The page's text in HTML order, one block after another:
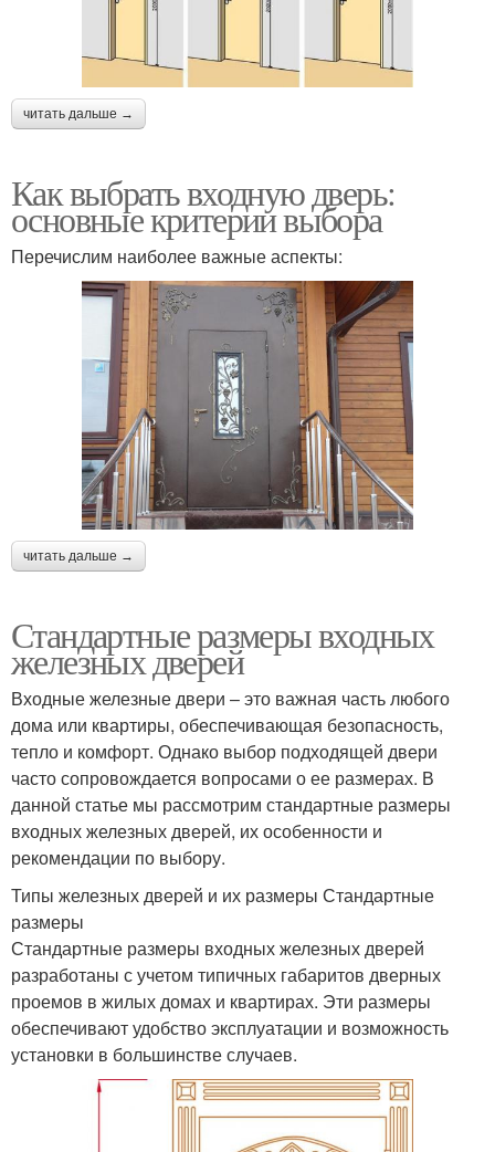
читать дальше →
Как выбрать входную дверь:
основные критерии выбора
Перечислим наиболее важные аспекты:
читать дальше →
Стандартные размеры входных
железных дверей
Входные железные двери – это важная часть любого
дома или квартиры, обеспечивающая безопасность,
тепло и комфорт. Однако выбор подходящей двери
часто сопровождается вопросами о ее размерах. В
данной статье мы рассмотрим стандартные размеры
входных железных дверей, их особенности и
рекомендации по выбору.
Типы железных дверей и их размеры Стандартные
размеры
Стандартные размеры входных железных дверей
разработаны с учетом типичных габаритов дверных
проемов в жилых домах и квартирах. Эти размеры
обеспечивают удобство эксплуатации и возможность
установки в большинстве случаев.